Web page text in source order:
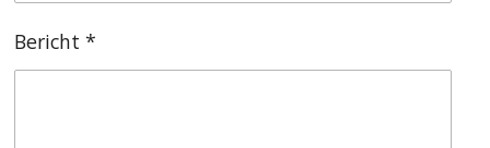
Bericht *